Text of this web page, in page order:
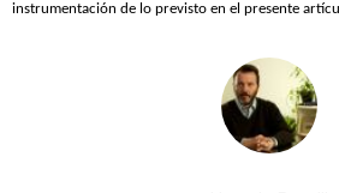
instrumentación de lo previsto en el presente